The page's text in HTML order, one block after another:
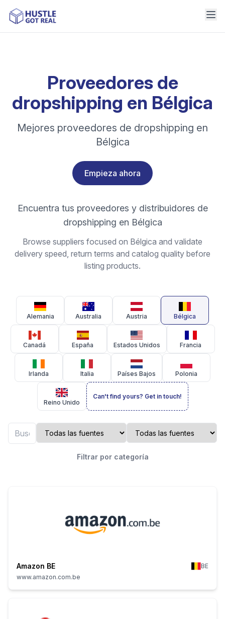
Proveedores de
dropshipping en Bélgica
Mejores proveedores de dropshipping en
Bélgica
Empieza ahora
Encuentra tus proveedores y distribuidores de
dropshipping en Bélgica
Browse suppliers focused on Bélgica and validate
delivery speed, return terms and catalog quality before
listing products.
Alemania Australia Austria Bélgica
Canadá España Estados Unidos Francia
Irlanda Italia Países Bajos Polonia
Reino Unido
Can't find yours? Get in touch!
Filtrar por categoría
Amazon BE
BE
www.amazon.com.be